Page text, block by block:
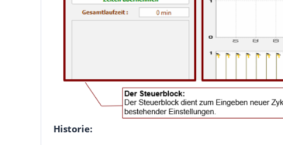
Historie: